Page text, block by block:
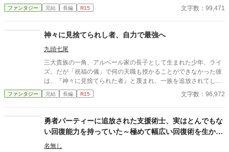
だあの巨大な大根は？ 一体どうやって収穫するのだ？」 「片手
で抜けますけど？ こんな感じで」 「２００キロはありそうな大
小麦が一瞬で刈り取られた！？ 何をしたのだ！？」 「手刀で真
険者になることに。 日々の農作業（？）を通し、最強の戦士に成
長していた彼は、最年長ルーキーとして次々と規格外の戦果を挙
げていくのだった。 「これは投擲用大根だ」 「「「投擲用大
根？？？」」」
ファンタジー 完結 長編 R15 文字数：99,471
神々に見捨てられし者、自力で最強へ
九頭七尾
三大貴族の一角、アルベール家の長子として生まれた少年、ライ
ズ。だが「祝福の儀」で何の天職も授かることができなかった彼
は、『神々に見捨てられた者』と蔑まれ、一族を追放されてしま
う。 「天職なし。最高じゃないか」 しかし彼は逆にこの状況を喜
んだ。というのも、実はこの世界は、前世で彼がやり込んでいた
せずにゲームを始める「超ハードモード」こそが最強になれる道
だと知るライズは、前世の知識を活かして成り上がっていく。
ファンタジー 完結 長編 R15 文字数：96,972
勇者パーティーに追放された支援術士、実はとんでもな
い回復能力を持っていた～極めて幅広い回復術を生かし
てなんでも屋で成り上がる～
名無し